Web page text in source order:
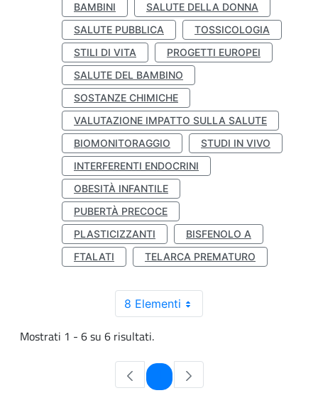
BAMBINI
SALUTE DELLA DONNA
SALUTE PUBBLICA
TOSSICOLOGIA
STILI DI VITA
PROGETTI EUROPEI
SALUTE DEL BAMBINO
SOSTANZE CHIMICHE
VALUTAZIONE IMPATTO SULLA SALUTE
BIOMONITORAGGIO
STUDI IN VIVO
INTERFERENTI ENDOCRINI
OBESITÀ INFANTILE
PUBERTÀ PRECOCE
PLASTICIZZANTI
BISFENOLO A
FTALATI
TELARCA PREMATURO
8 Elementi
Mostrati 1 - 6 su 6 risultati.
Pagina